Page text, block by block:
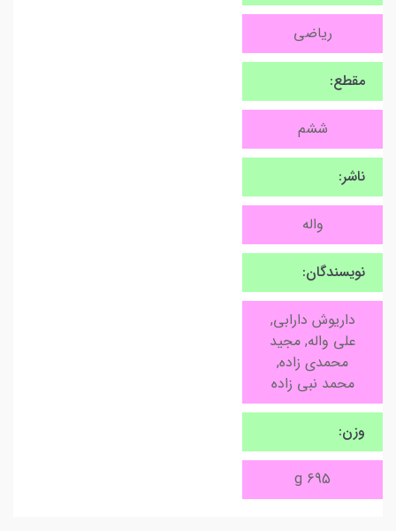
ریاضی
مقطع:
ششم
ناشر:
واله
نویسندگان:
داریوش دارابی,
علی واله, مجید
محمدی زاده,
محمد نبی زاده
وزن:
695 g